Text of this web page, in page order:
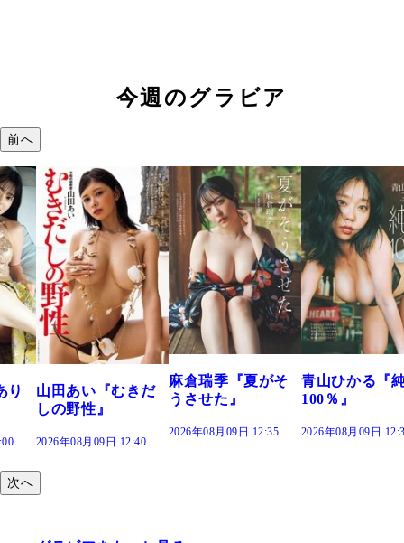
今週のグラビア
前へ
だ
麻倉瑞季『夏がそ
うさせた』
青山ひかる『純度
100％』
2026年08月09日 12:30
溝端 葵『も
つの、あお
で。』
2026年08月09日
次へ